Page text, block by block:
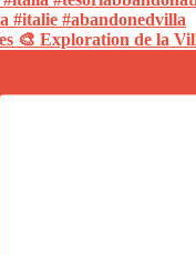
🎨 Exploration de la